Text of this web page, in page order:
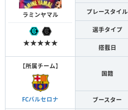
ラミンヤマル
★★★★★
プレースタイル
選手タイプ
搭載日
【所属チーム】
FCバルセロナ
国籍
ブースター